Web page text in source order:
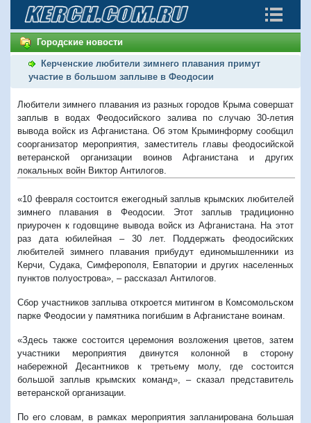
Городские новости
Керченские любители зимнего плавания примут
участие в большом заплыве в Феодосии
Любители зимнего плавания из разных городов Крыма совершат
заплыв в водах Феодосийского залива по случаю 30-летия
вывода войск из Афганистана. Об этом Крыминформу сообщил
соорганизатор мероприятия, заместитель главы феодосийской
ветеранской организации воинов Афганистана и других
локальных войн Виктор Антилогов.
«10 февраля состоится ежегодный заплыв крымских любителей
зимнего плавания в Феодосии. Этот заплыв традиционно
приурочен к годовщине вывода войск из Афганистана. На этот
раз дата юбилейная – 30 лет. Поддержать феодосийских
любителей зимнего плавания прибудут единомышленники из
Керчи, Судака, Симферополя, Евпатории и других населенных
пунктов полуострова», – рассказал Антилогов.
Сбор участников заплыва откроется митингом в Комсомольском
парке Феодосии у памятника погибшим в Афганистане воинам.
«Здесь также состоится церемония возложения цветов, затем
участники мероприятия двинутся колонной в сторону
набережной Десантников к третьему молу, где состоится
большой заплыв крымских команд», – сказал представитель
ветеранской организации.
По его словам, в рамках мероприятия запланирована большая